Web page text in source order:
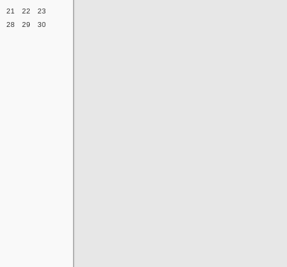
21 22
23
28 29
30